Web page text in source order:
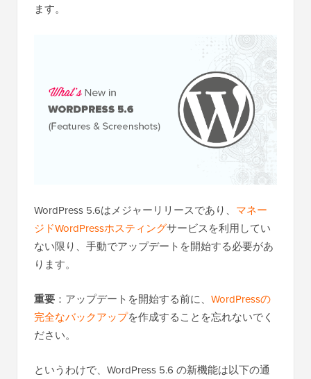
ます。
WordPress 5.6はメジャーリリースであり、 マネー
ジドWordPressホスティングサービスを利用してい
ない限り、手動でアップデートを開始する必要があ
ります。
重要 ：アップデートを開始する前に、 WordPressの
完全なバックアップを作成することを忘れないでく
ださい。
というわけで、WordPress 5.6 の新機能は以下の通